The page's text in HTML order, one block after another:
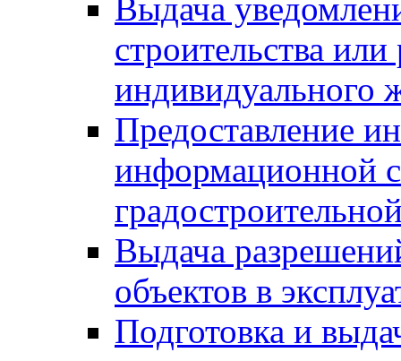
Выдача
строительства
индивидуального
Предоставление
информационной
Выдача
объектов в
Подготовка и